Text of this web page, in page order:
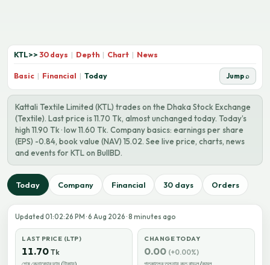
KTL>> 30 days | Depth | Chart | News
Basic | Financial | Today Jump ⌕
Kattali Textile Limited (KTL) trades on the Dhaka Stock Exchange
(Textile). Last price is 11.70 Tk, almost unchanged today. Today’s
high 11.90 Tk · low 11.60 Tk. Company basics: earnings per share
(EPS) -0.84, book value (NAV) 15.02. See live price, charts, news
and events for KTL on BullBD.
Today Company Financial 30 days Orders
Updated 01:02:26 PM · 6 Aug 2026 · 8 minutes ago
LAST PRICE (LTP)
11.70 Tk
CHANGE TODAY
0.00 (+0.00%)